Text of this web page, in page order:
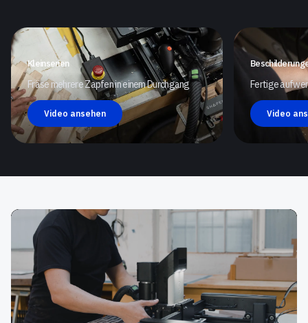
Kleinserien
Fräse mehrere Zapfen in einem Durchgang
Video ansehen
Fertige
Video